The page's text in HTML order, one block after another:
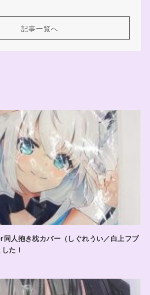
記事一覧へ
同人抱き枕カバー（しぐれうい／白上フブ
た！